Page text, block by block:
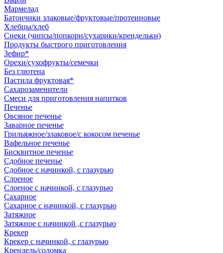
Мармелад
Батончики злаковые/фруктовые/протеиновые
Хлебцы/хлеб
Снеки (чипсы/попкорн/сухарики/крендельки)
Продукты быстрого приготовления
Зефир*
Орехи/сухофрукты/семечки
Без глютена
Пастила фруктовая*
Сахарозаменители
Смеси для приготовления напитков
Печенье
Овсяное печенье
Заварное печенье
Грильяжное/злаковое/с кокосом печенье
Вафельное печенье
Бисквитное печенье
Сдобное печенье
Сдобное с начинкой, с глазурью
Слоеное
Слоеное с начинкой, с глазурью
Сахарное
Сахарное с начинкой, с глазурью
Затяжное
Затяжное с начинкой ,с глазурью
Крекер
Крекер с начинкой, с глазурью
Крендель/соломка